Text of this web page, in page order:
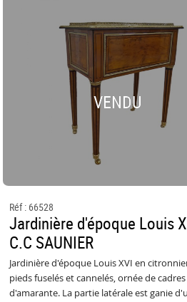
VENDU
Réf : 66528
Jardinière d'époque Louis
C.C SAUNIER
Jardinière d'époque Louis XVI en
pieds fuselés et cannelés, ornée de
d'amarante. La partie latérale est ganie